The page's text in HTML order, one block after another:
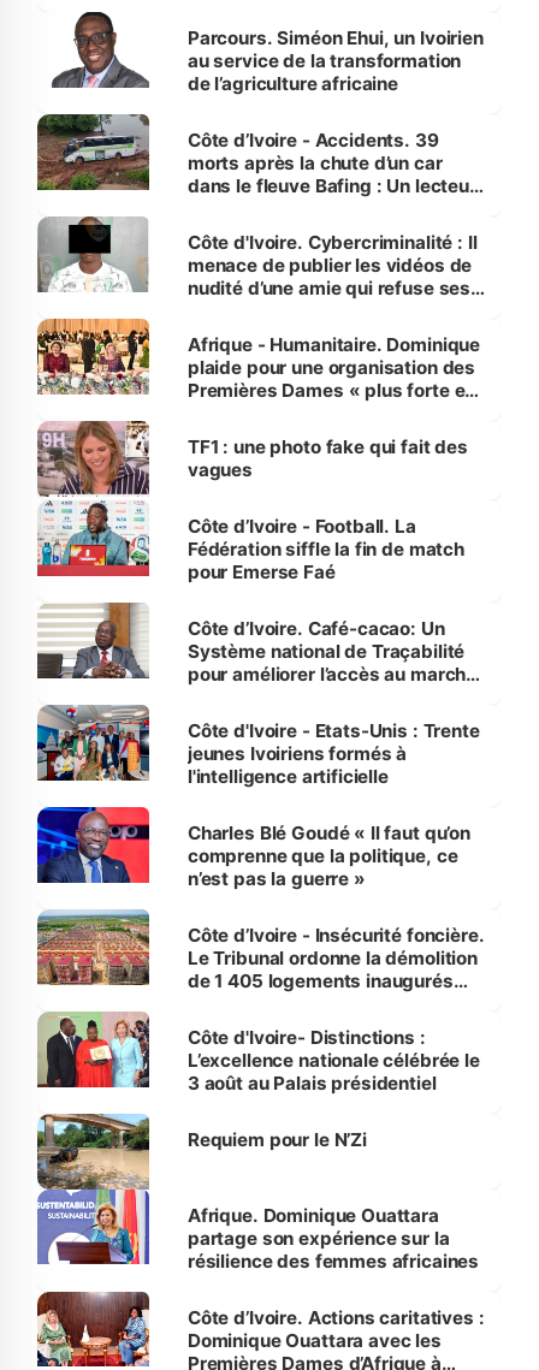
Parcours. Siméon Ehui, un Ivoirien
au service de la transformation
de l’agriculture africaine
Côte d’Ivoire - Accidents. 39
morts après la chute d’un car
dans le fleuve Bafing : Un lecteur
des Transports
Côte d'Ivoire. Cybercriminalité : Il
menace de publier les vidéos de
nudité d’une amie qui refuse ses
Afrique - Humanitaire. Dominique
plaide pour une organisation des
Premières Dames « plus forte et
sur la scène internationale »
TF1 : une photo fake qui fait des
vagues
Côte d’Ivoire - Football. La
Fédération siffle la fin de match
pour Emerse Faé
Côte d’Ivoire. Café-cacao: Un
Système national de Traçabilité
pour améliorer l’accès au marché
Côte d'Ivoire - Etats-Unis : Trente
jeunes Ivoiriens formés à
l'intelligence artificielle
Charles Blé Goudé « Il faut qu’on
comprenne que la politique, ce
n’est pas la guerre »
Côte d’Ivoire - Insécurité foncière.
Le Tribunal ordonne la démolition
de 1 405 logements inaugurés
Bassam
Côte d'Ivoire- Distinctions :
L’excellence nationale célébrée le
3 août au Palais présidentiel
Requiem pour le N’Zi
Afrique. Dominique Ouattara
partage son expérience sur la
résilience des femmes africaines
Côte d’Ivoire. Actions caritatives :
Dominique Ouattara avec les
Premières Dames d’Afrique à